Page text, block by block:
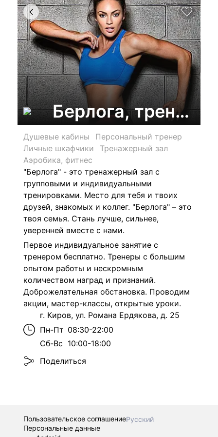
Берлога,
Душевые кабины
Персональный тренер
Личные шкафчики
Тренажерный зал
Аэробика, фитнес
"Берлога" - это тренажерный зал с
групповыми и индивидуальными
тренировками. Место для тебя и твоих
друзей, знакомых и коллег. "Берлога" – это
твоя семья. Стань лучше, сильнее,
уверенней вместе с нами.
Первое индивидуальное занятие с
тренером бесплатно. Тренеры с большим
опытом работы и нескромным
количеством наград и признаний.
Доброжелательная обстановка. Проводим
акции, мастер-классы, открытые уроки.
г. Киров, ул. Романа Ердякова, д. 25
Пн-Пт 08:30-22:00
Сб-Вс 10:00-18:00
Поделиться
Пользовательское соглашениеРусский
Персональные данные